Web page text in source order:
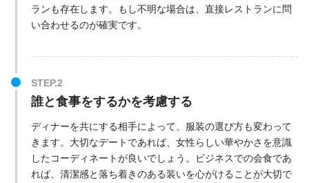
ランも存在します。もし不明な場合は、直接レストランに問
い合わせるのが確実です。
誰と食事をするかを考慮する
ディナーを共にする相手によって、服装の選び方も変わって
きます。大切なデートであれば、女性らしい華やかさを意識
したコーディネートが良いでしょう。ビジネスでの会食であ
れば、清潔感と落ち着きのある装いを心がけることが大切で